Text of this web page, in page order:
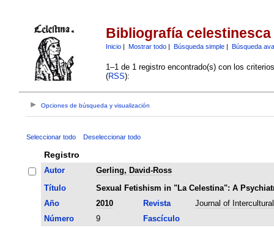
Bibliografía celestinesca
Inicio| Mostrar todo| Búsqueda simple| Búsqueda
1–1 de 1 registro encontrado(s) con los
(RSS):
Opciones de búsqueda y visualización
Seleccionar todo Deseleccionar todo
Registro
Autor
Gerling, David-Ross
Título
Sexual Fetishism in "La Celestina": A
Año
2010 Revista
Journal of
Número
9
Fascículo